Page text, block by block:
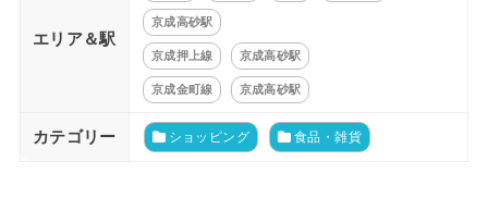
エリア＆駅
京成高砂駅
京成押上線 京成高砂駅
京成金町線 京成高砂駅
カテゴリー ショッピング 食品・雑貨